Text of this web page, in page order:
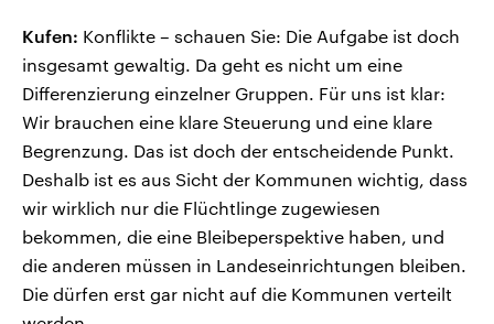
Kufen: Konflikte – schauen Sie: Die Aufgabe ist doch
insgesamt gewaltig. Da geht es nicht um eine
Differenzierung einzelner Gruppen. Für uns ist klar:
Wir brauchen eine klare Steuerung und eine klare
Begrenzung. Das ist doch der entscheidende Punkt.
Deshalb ist es aus Sicht der Kommunen wichtig, dass
wir wirklich nur die Flüchtlinge zugewiesen
bekommen, die eine Bleibeperspektive haben, und
die anderen müssen in Landeseinrichtungen bleiben.
Die dürfen erst gar nicht auf die Kommunen verteilt